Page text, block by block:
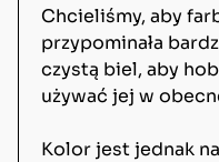
Chcieliśmy, aby
przypominała
czystą biel, aby
używać jej w
Kolor jest jednak